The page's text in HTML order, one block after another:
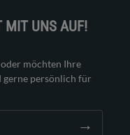
MIT UNS AUF!
oder möchten Ihre
gerne persönlich für
→